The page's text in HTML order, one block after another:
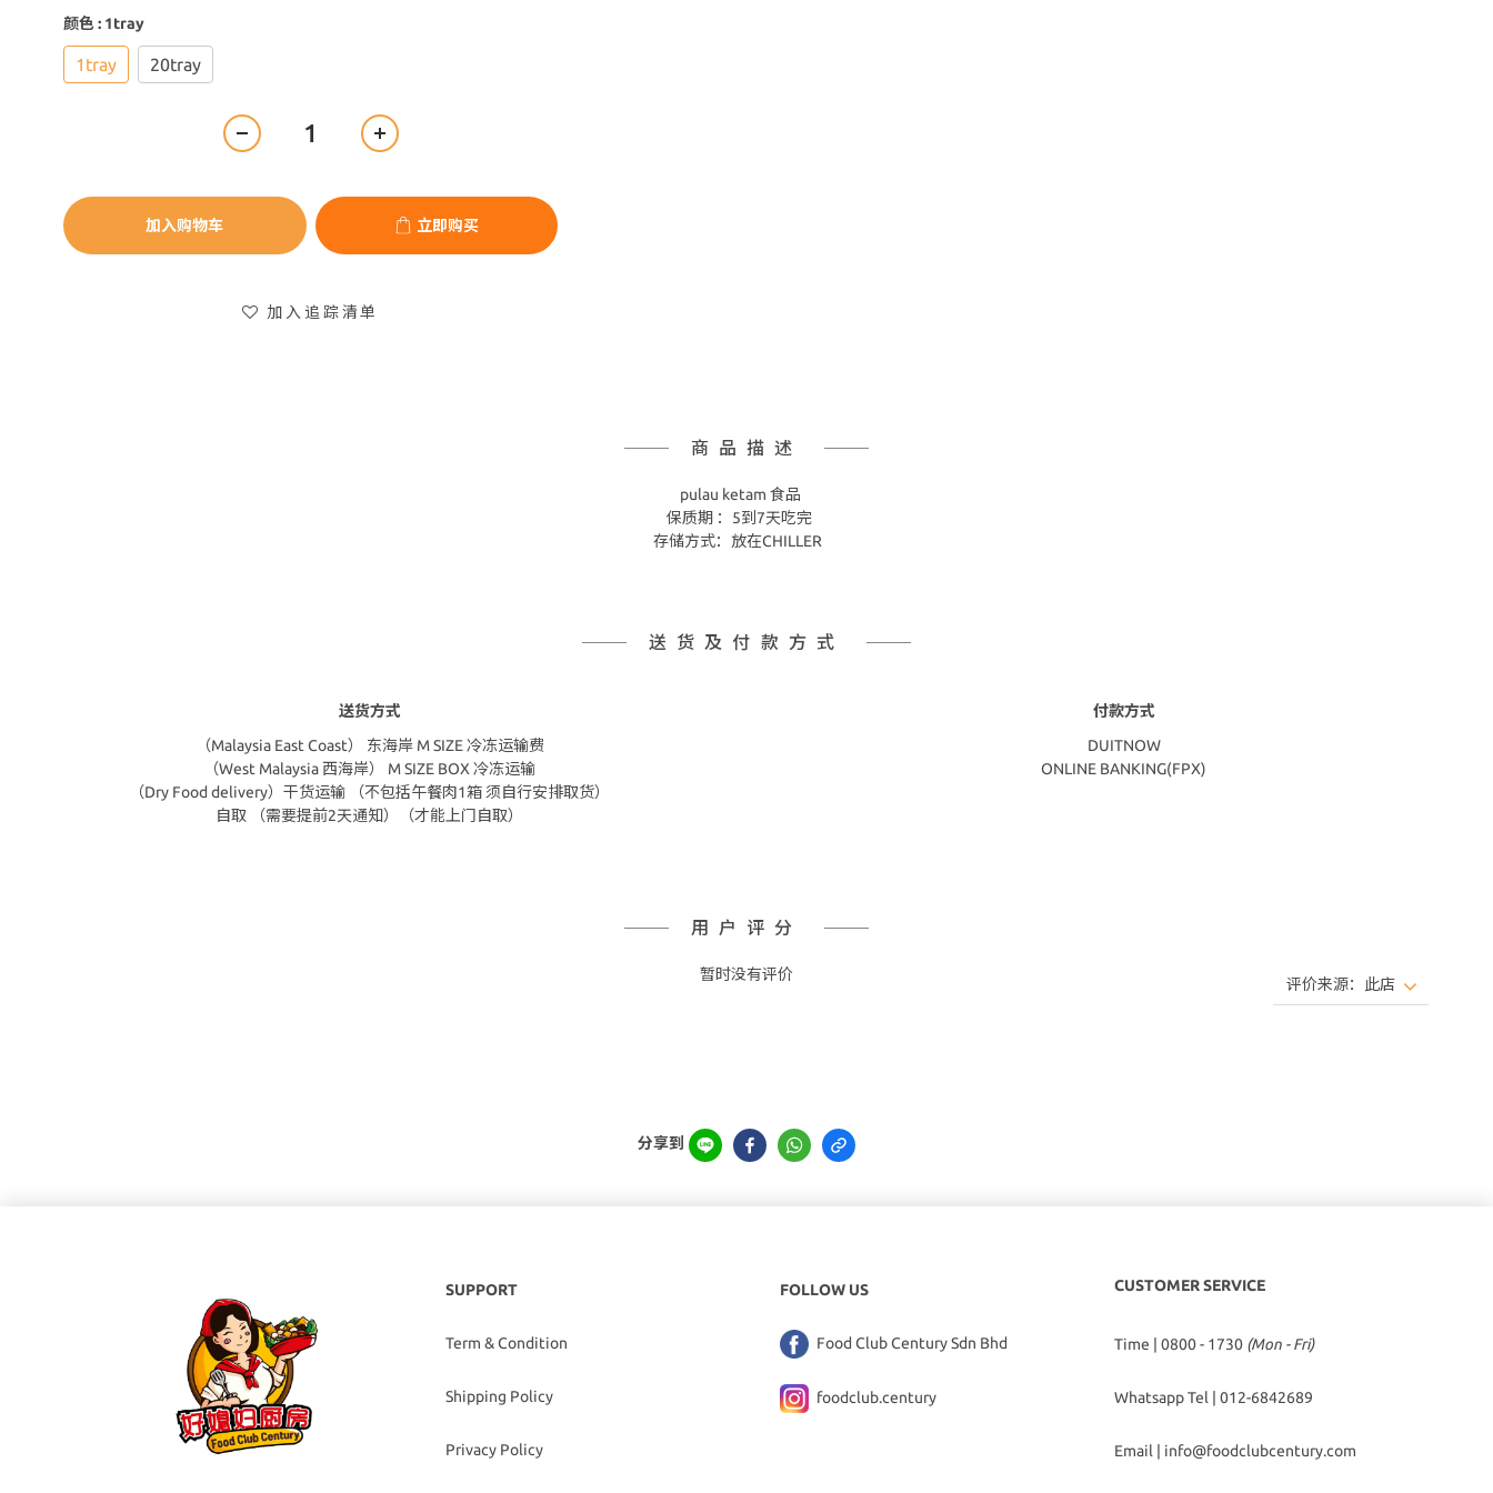
颜色: 1tray
1tray 20tray
加入购物车 立即购买
加入追踪清单
商品描述
pulau ketam 食品
保质期 ：5到7天吃完
存储方式：放在CHILLER
送货及付款方式
送货方式
（Malaysia East Coast） 东海岸 M SIZE 冷冻运输费
（West Malaysia 西海岸） M SIZE BOX 冷冻运输
（Dry Food delivery）干货运输 （不包括午餐肉1箱 须自行安排取货）
自取 （需要提前2天通知）（才能上门自取）
付款方式
DUITNOW
ONLINE BANKING(FPX)
用户评分
暂时没有评价
分享到
SUPPORT
Term & Condition
Shipping Policy
Privacy Policy
FOLLOW US
Food Club Century Sdn Bhd
foodclub.century
CUSTOMER SERVICE
Time | 0800 - 1730 (Mon - Fri)
Whatsapp Tel | 012-6842689
Email | info@foodclubcentury.com